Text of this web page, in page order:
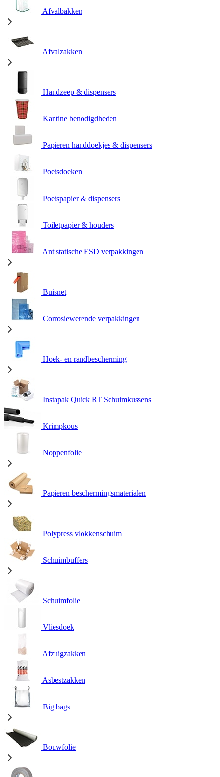
Afvalbakken
Afvalzakken
Handzeep & dispensers
Kantine benodigdheden
Papieren handdoekjes & dispensers
Poetsdoeken
Poetspapier & dispensers
Toiletpapier & houders
Antistatische ESD verpakkingen
Buisnet
Corrosiewerende verpakkingen
Hoek- en randbescherming
Instapak Quick RT Schuimkussens
Krimpkous
Noppenfolie
Papieren beschermingsmaterialen
Polypress vlokkenschuim
Schuimbuffers
Schuimfolie
Vliesdoek
Afzuigzakken
Asbestzakken
Big bags
Bouwfolie